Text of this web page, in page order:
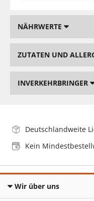
NÄHRWERTE
ZUTATEN UND
INVERKEHRBRINGER
Deutschlandweite
Kein
Wir über uns